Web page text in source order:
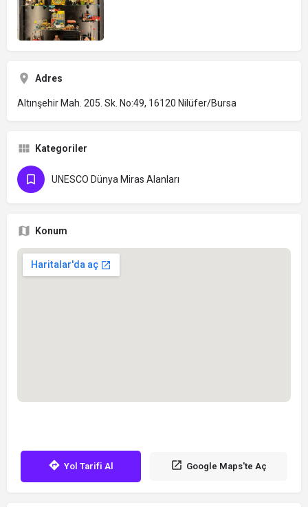
Adres
Altınşehir Mah. 205. Sk. No:49, 16120 Nilüfer/Bursa
Kategoriler
UNESCO Dünya Miras Alanları
Konum
Yol Tarifi Al Google Maps'te Aç